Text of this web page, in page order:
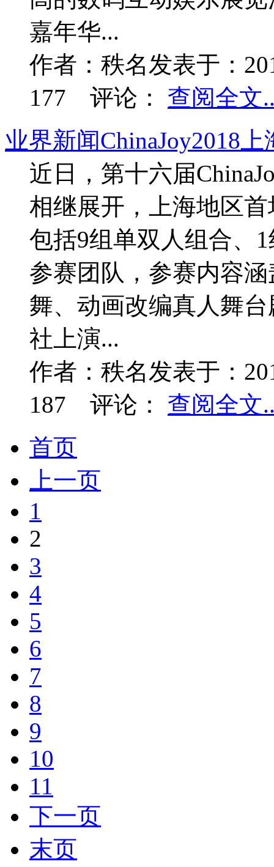
嘉年华...
作者： 秩名发表于：
177 评论：
查阅全文
业界新闻ChinaJoy2018
近日，第十六届
相继展开，上海地区
包括9组单双人组合、
参赛团队，参赛内容
舞、动画改编真人舞
社上演...
作者： 秩名发表于：
187 评论：
查阅全文
首页
上一页
1
2
3
4
5
6
7
8
9
10
11
下一页
末页